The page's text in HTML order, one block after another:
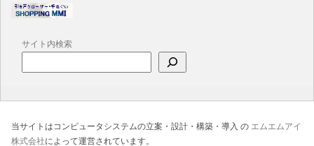
サイト内検索
当サイトはコンピュータシステムの立案・設計・構築・導入 の エムエムアイ
株式会社によって運営されています。